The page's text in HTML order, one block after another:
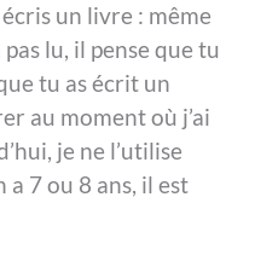
un livre : même
lu, il pense que tu
tu as écrit un
au moment où j’ai
je ne l’utilise
7 ou 8 ans, il est